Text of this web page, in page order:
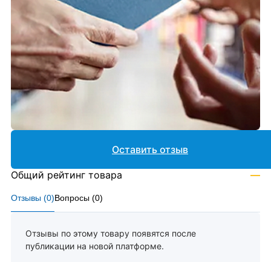
Отзывы (0)Вопросы (0)
Отзывы по этому товару появятся после
публикации на новой платформе.
Оставить отзыв
Общий рейтинг товара —